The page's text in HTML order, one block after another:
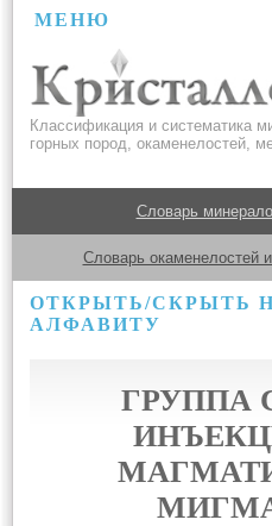
МЕНЮ
Классификация и систематика
горных пород, окаменелостей,
Словарь
Словарь окаменелостей
ОТКРЫТЬ/СКРЫТЬ
АЛФАВИТУ
ГРУППА